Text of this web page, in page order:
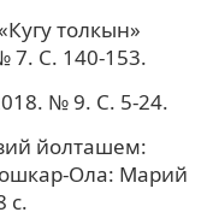
толкын»
С. 140-153.
№ 9. С. 5-24.
йолташем:
Ола: Марий
с.